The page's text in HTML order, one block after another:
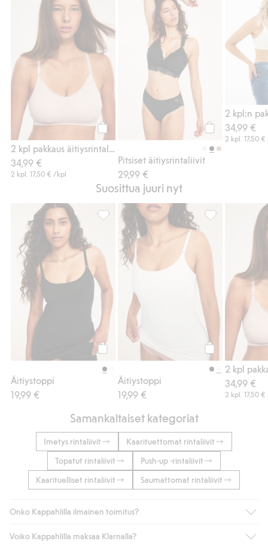
Osta
34,99 €
2 kpl. 17,50 € /kpl
2 kpl pakkaus äitiysrintaliivejä, Lisää
Pitsiset äitiysrintaliivit
29,99 €
Pitsiset
34,99 €
2 kpl.17,50 €
Suosittua juuri nyt
Osta
Äitiystoppi
19,99 €
Äitiystoppi, Lisää suosikkeihin
Osta
Äitiystoppi
19,99 €
Äitiystoppi,
34,99 €
2 kpl.17,50 €
Samankaltaiset kategoriat
Imetys rintaliivit
Kaarituettomat rintaliivit
Topatut rintaliivit
Push-up -rintaliivit
Kaarituelliset rintaliivit
Saumattomat rintaliivit
Onko Kappahlilla ilmainen toimitus?
Voiko Kappahlilla maksaa Klarnalla?